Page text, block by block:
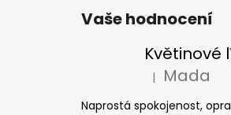
Vaše hodnocení
Květinové
Hodnocení
| Mada
Naprostá spokojenost,